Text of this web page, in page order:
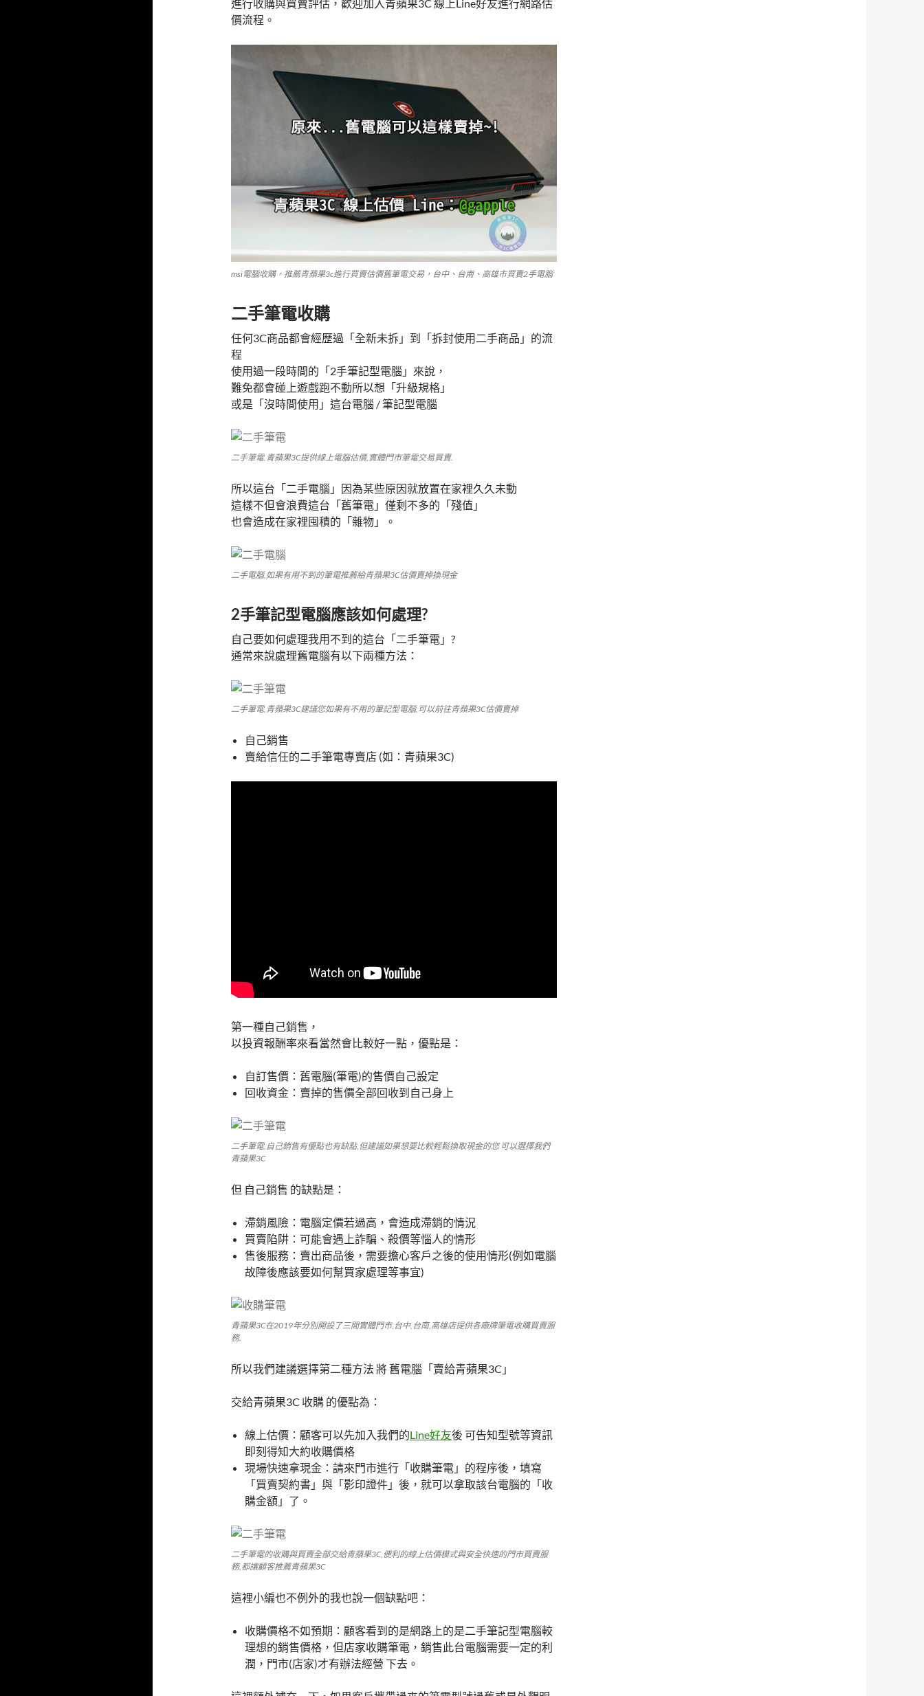
進行收購與買賣評估，歡迎加入青蘋果3C 線上Line好友進行網路估
價流程。
msi電腦收購，推薦青蘋果3c進行買賣估價舊筆電交易，台中、台南、高雄市買賣2手電腦
二手筆電收購
任何3C商品都會經歷過「全新未拆」到「拆封使用二手商品」的流
程
使用過一段時間的「2手筆記型電腦」來說，
難免都會碰上遊戲跑不動所以想「升級規格」
或是「沒時間使用」這台電腦 / 筆記型電腦
二手筆電,青蘋果3C提供線上電腦估價,實體門市筆電交易買賣.
所以這台「二手電腦」因為某些原因就放置在家裡久久未動
這樣不但會浪費這台「舊筆電」僅剩不多的「殘值」
也會造成在家裡囤積的「雜物」。
二手電腦,如果有用不到的筆電推薦給青蘋果3C估價賣掉換現金
2手筆記型電腦應該如何處理?
自己要如何處理我用不到的這台「二手筆電」?
通常來說處理舊電腦有以下兩種方法：
二手筆電,青蘋果3C建議您如果有不用的筆記型電腦,可以前往青蘋果3C估價賣掉
自己銷售
賣給信任的二手筆電專賣店 (如：青蘋果3C)
第一種自己銷售，
以投資報酬率來看當然會比較好一點，優點是：
自訂售價：舊電腦(筆電)的售價自己設定
回收資金：賣掉的售價全部回收到自己身上
二手筆電,自己銷售有優點也有缺點,但建議如果想要比較輕鬆換取現金的您 可以選擇我們
青蘋果3C
但 自己銷售 的缺點是：
滯銷風險：電腦定價若過高，會造成滯銷的情況
買賣陷阱：可能會遇上詐騙、殺價等惱人的情形
售後服務：賣出商品後，需要擔心客戶之後的使用情形(例如電腦
故障後應該要如何幫買家處理等事宜)
青蘋果3C在2019年分別開設了三間實體門市,台中,台南,高雄店提供各廠牌筆電收購買賣服
務.
所以我們建議選擇第二種方法 將 舊電腦「賣給青蘋果3C」
交給青蘋果3C 收購 的優點為：
線上估價：顧客可以先加入我們的Line好友後 可告知型號等資訊
即刻得知大約收購價格
現場快速拿現金：請來門市進行「收購筆電」的程序後，填寫
「買賣契約書」與「影印證件」後，就可以拿取該台電腦的「收
購金額」了。
二手筆電的收購與買賣全部交給青蘋果3C,便利的線上估價模式與安全快速的門市買賣服
務,都讓顧客推薦青蘋果3C
這裡小編也不例外的我也說一個缺點吧：
收購價格不如預期：顧客看到的是網路上的是二手筆記型電腦較
理想的銷售價格，但店家收購筆電，銷售此台電腦需要一定的利
潤，門市(店家)才有辦法經營 下去。